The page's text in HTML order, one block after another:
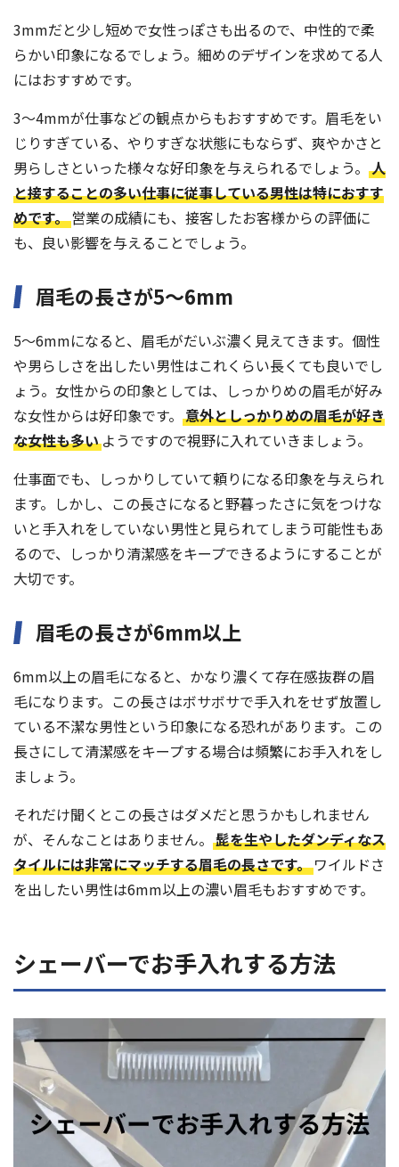
3mmだと少し短めで女性っぽさも出るので、中性的で柔
らかい印象になるでしょう。細めのデザインを求めてる人
にはおすすめです。
3〜4mmが仕事などの観点からもおすすめです。眉毛をい
じりすぎている、やりすぎな状態にもならず、爽やかさと
男らしさといった様々な好印象を与えられるでしょう。 人
と接することの多い仕事に従事している男性は特におすす
めです。営業の成績にも、接客したお客様からの評価に
も、良い影響を与えることでしょう。
眉毛の長さが5〜6mm
5〜6mmになると、眉毛がだいぶ濃く見えてきます。個性
や男らしさを出したい男性はこれくらい長くても良いでし
ょう。女性からの印象としては、しっかりめの眉毛が好み
な女性からは好印象です。 意外としっかりめの眉毛が好き
な女性も多い ようですので視野に入れていきましょう。
仕事面でも、しっかりしていて頼りになる印象を与えられ
ます。しかし、この長さになると野暮ったさに気をつけな
いと手入れをしていない男性と見られてしまう可能性もあ
るので、しっかり清潔感をキープできるようにすることが
大切です。
眉毛の長さが6mm以上
6mm以上の眉毛になると、かなり濃くて存在感抜群の眉
毛になります。この長さはボサボサで手入れをせず放置し
ている不潔な男性という印象になる恐れがあります。この
長さにして清潔感をキープする場合は頻繁にお手入れをし
ましょう。
それだけ聞くとこの長さはダメだと思うかもしれません
が、そんなことはありません。 髭を生やしたダンディなス
タイルには非常にマッチする眉毛の長さです。 ワイルドさ
を出したい男性は6mm以上の濃い眉毛もおすすめです。
シェーバーでお手入れする方法